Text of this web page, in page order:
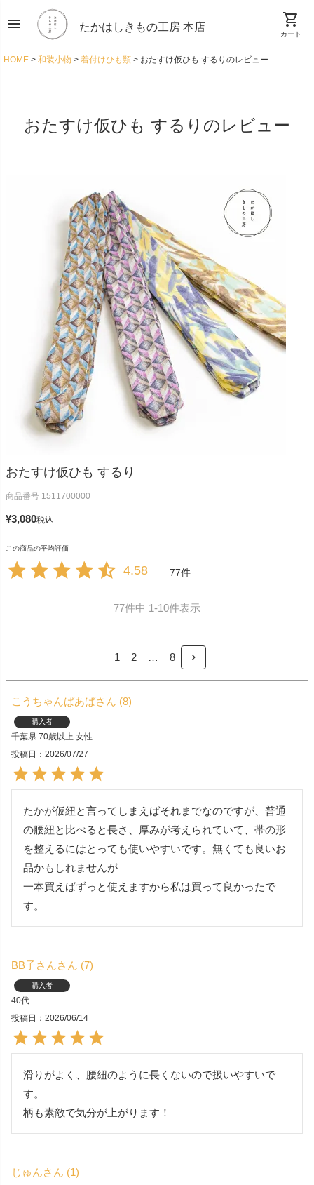
menu たかはしきもの工房 本店 shopping_cart
カート
HOME 和装小物 着付けひも類 おたすけ仮ひも するりのレビュー
おたすけ仮ひも するりのレビュー
おたすけ仮ひも するり
商品番号 1511700000
¥3,080税込
4.58 77
77件中 1-10件表示
1 2 … 8
こうちゃんばあば 8
購入者
千葉県 70歳以上 女性
投稿日
2026/07/27
たかが仮紐と言ってしまえばそれまでなのですが、普通
の腰紐と比べると長さ、厚みが考えられていて、帯の形
を整えるにはとっても使いやすいです。無くても良いお
品かもしれませんが
一本買えばずっと使えますから私は買って良かったで
す。
BB子さん 7
購入者
40代
投稿日
2026/06/14
滑りがよく、腰紐のように長くないので扱いやすいで
す。
柄も素敵で気分が上がります！
じゅん 1